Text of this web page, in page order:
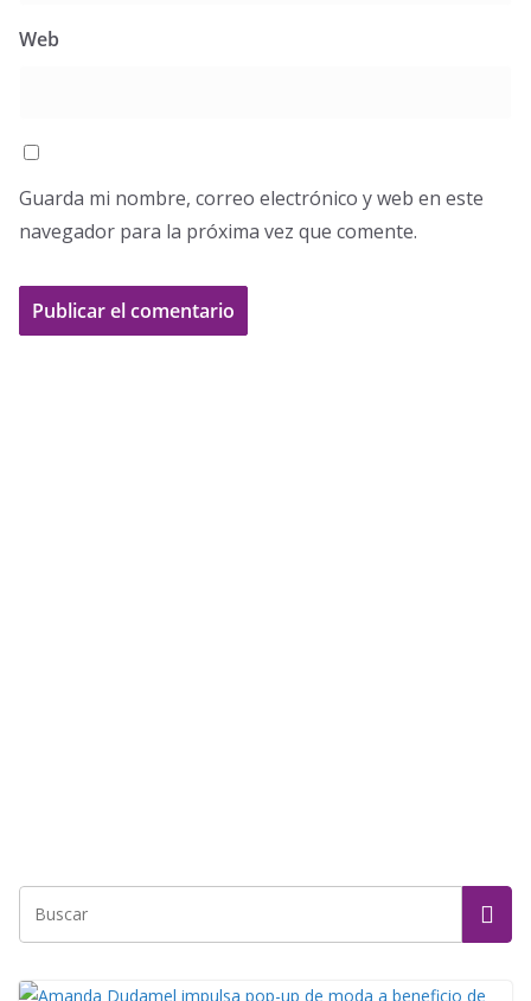
Web
Guarda mi nombre, correo electrónico y web en este
navegador para la próxima vez que comente.